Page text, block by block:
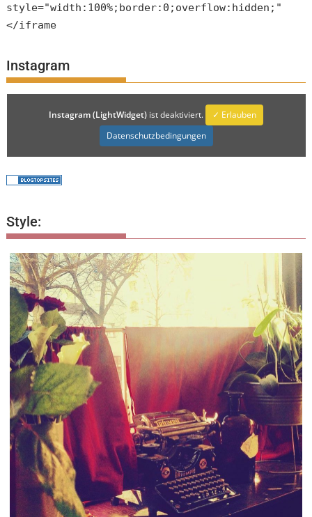
style="width:100%;border:0;overflow:hidden;"
</iframe
Instagram
Instagram (LightWidget) ist deaktiviert.
✓ Erlauben
Datenschutzbedingungen
Style: